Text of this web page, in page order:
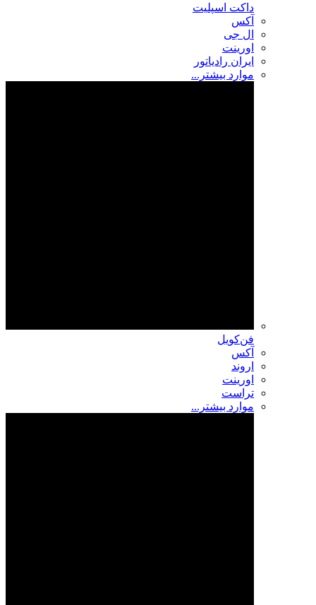
داکت اسپلیت
آکس
ال جی
اورینت
ایران رادیاتور
موارد بیشتر...
فن‌کویل
آکس
اروند
اورینت
تراست
موارد بیشتر...